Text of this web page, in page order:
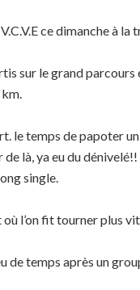
ce dimanche à
sur le grand
le temps de papoter
là, ya eu du
single.
l’on fit tourner plus
de temps après un